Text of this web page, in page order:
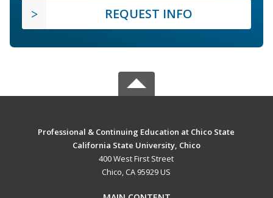
REQUEST INFO
Professional & Continuing Education at Chico State
California State University, Chico
400 West First Street
Chico, CA 95929 US